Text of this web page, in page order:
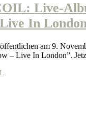
Live-
In
am 9.
– Live In London”.